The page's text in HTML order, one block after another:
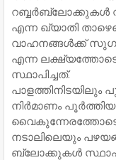
റബ്ബർബ്ലോക്കുകൾ
എന്ന ഖ്യാതി
വാഹനങ്ങൾക്ക്
എന്ന
സ്ഥാപിച്ചത്.
പാളത്തിനിടയിലും
നിർമാണം
വൈകുന്നേരത്തോടെ
നടാലിലെയും
ബ്ലോക്കുകൾ